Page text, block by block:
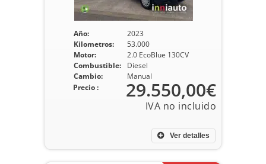
Año:
2023
Kilometros:
53.000
Motor:
2.0 EcoBlue 130CV
Combustible:
Diesel
Cambio:
Manual
Ver detalles
Precio : 29.550,00€